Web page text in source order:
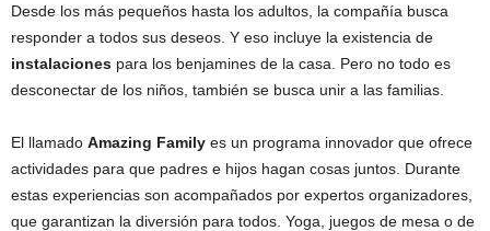
Desde los más pequeños hasta los adultos, la compañía busca
responder a todos sus deseos. Y eso incluye la existencia de
instalaciones para los benjamines de la casa. Pero no todo es
desconectar de los niños, también se busca unir a las familias.
El llamado Amazing Family es un programa innovador que ofrece
actividades para que padres e hijos hagan cosas juntos. Durante
estas experiencias son acompañados por expertos organizadores,
que garantizan la diversión para todos. Yoga, juegos de mesa o de